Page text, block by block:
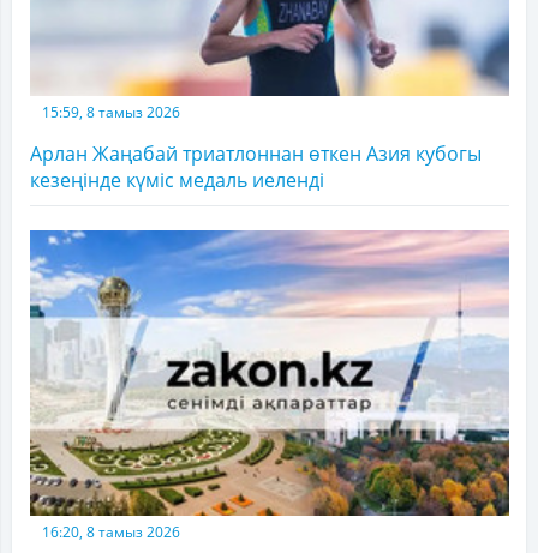
15:59, 8 тамыз 2026
Арлан Жаңабай триатлоннан өткен Азия кубогы
кезеңінде күміс медаль иеленді
16:20, 8 тамыз 2026